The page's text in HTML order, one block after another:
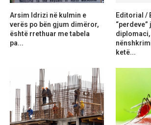
Arsim Idrizi në kulmin e
verës po bën gjum dimëror,
është rrethuar me tabela
pa...
Editorial /
ketë...